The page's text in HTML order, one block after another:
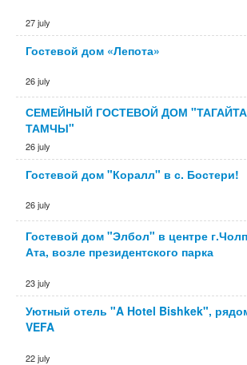
27 july
Гостевой дом «Лепота»
26 july
СЕМЕЙНЫЙ ГОСТЕВОЙ ДОМ
ТАМЧЫ"
26 july
Гостевой дом "Коралл" в с. Бостери!
26 july
Гостевой дом "Элбол" в центре
Ата, возле президентского парка
23 july
Уютный отель "A Hotel Bishkek",
VEFA
22 july